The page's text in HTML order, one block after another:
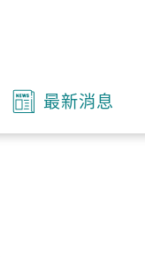
最新消息